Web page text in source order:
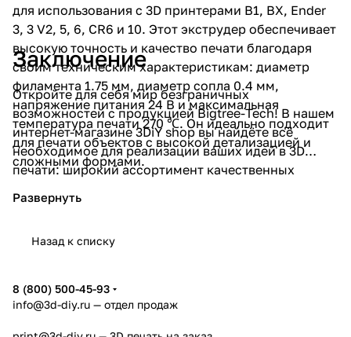
для использования с 3D принтерами B1, BX, Ender
3, 3 V2, 5, 6, CR6 и 10. Этот экструдер обеспечивает
высокую точность и качество печати благодаря
своим техническим характеристикам: диаметр
филамента 1.75 мм, диаметр сопла 0.4 мм,
напряжение питания 24 В и максимальная
температура печати 270 ℃. Он идеально подходит
для печати объектов с высокой детализацией и
сложными формами.
Хотэнд BIQU RapidChange Revo Six
для 3D-печати. Хотэнд BIQU RapidChange Revo Six
температуре.Нагревательный элемент Revo
Заключение
Откройте для себя мир безграничных
возможностей с продукцией Bigtree-Tech! В нашем
интернет-магазине 3DiY shop вы найдёте всё
необходимое для реализации ваших идей в 3D
печати: широкий ассортимент качественных
которые сочетают в себе высокое качество и
идеальным выбором для начинающих
первый шаг к созданию уникальных изделий уже
сегодня!
Назад к списку
8 (800) 500-45-93
info@3d-diy.ru — отдел продаж